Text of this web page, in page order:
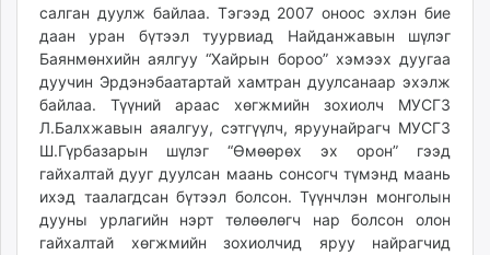
салган дуулж байлаа. Тэгээд 2007 оноос эхлэн бие
даан уран бүтээл туурвиад Найданжавын шүлэг
Баянмөнхийн аялгуу “Хайрын бороо” хэмээх дуугаа
дуучин Эрдэнэбаатартай хамтран дуулсанаар эхэлж
байлаа. Түүний араас хөгжмийн зохиолч МУСГЗ
Л.Балхжавын аяалгуу, сэтгүүлч, яруунайрагч МУСГЗ
Ш.Гүрбазарын шүлэг “Өмөөрөх эх орон” гээд
гайхалтай дууг дуулсан маань сонсогч түмэнд маань
ихэд таалагдсан бүтээл болсон. Түүнчлэн монголын
дууны урлагийн нэрт төлөөлөгч нар болсон олон
гайхалтай хөгжмийн зохиолчид яруу найрагчид